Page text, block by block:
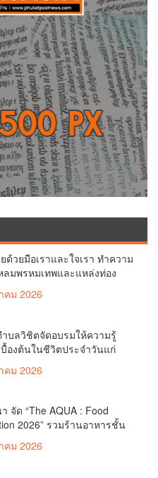
ด้วยมือเราและใจเรา ทำความ
ลมพรหมเทพและแหล่งท่อง
คม 2026
ำบลวิชิตจัดอบรมให้ความรู้
บื้องต้นในชีวิตประจำวันแก่
คม 2026
จัด “The AQUA : Food
2026” รวมร้านอาหารชั้น
Destination ย่านเชิงทะเล
คม 2026